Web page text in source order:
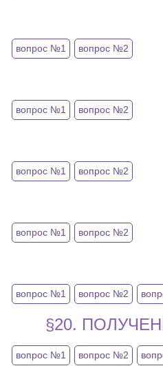
вопрос №1 вопрос №2
вопрос №1 вопрос №2
вопрос №1 вопрос №2
вопрос №1 вопрос №2
вопрос №1 вопрос №2
§20.
вопрос №1 вопрос №2